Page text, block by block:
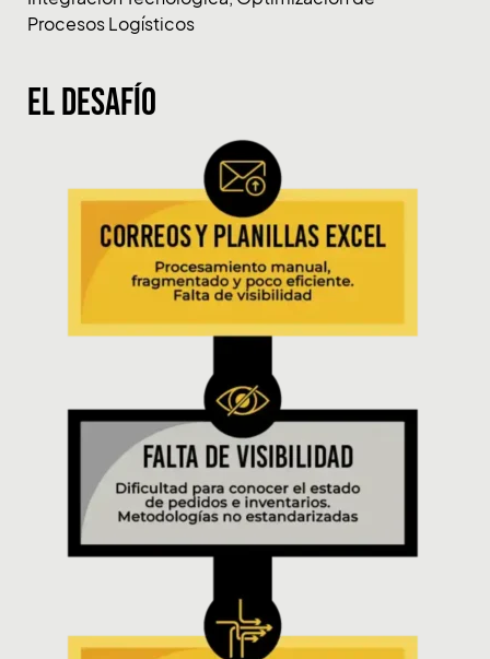
Procesos Logísticos
El desafío